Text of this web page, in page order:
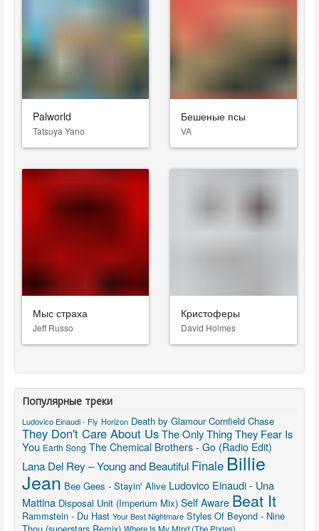
Palworld
Tatsuya Yano
Бешеные псы
VA
Мыс страха
Jeff Russo
Кристоферы
David Holmes
Популярные треки
Ludovico Einaudi - Fly Horizon Death by Glamour Cornfield Chase
They Don't Care About UsThe Only Thing They Fear Is
You Earth Song The Chemical Brothers - Go (Radio Edit)
Lana Del Rey – Young and Beautiful Finale Billie
Jean Bee Gees - Stayin' Alive Ludovico Einaudi - Una
Mattina Disposal Unit (Imperium Mix) Self Aware Beat It
Rammstein - Du Hast Your Best Nightmare Styles Of Beyond - Nine